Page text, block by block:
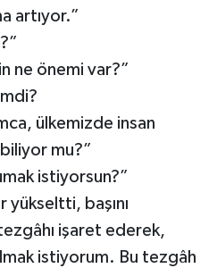
artıyor.”
ne önemi var?”
ülkemizde insan
mu?”
istiyorsun?”
yükseltti, başını
işaret ederek,
istiyorum. Bu tezgâh